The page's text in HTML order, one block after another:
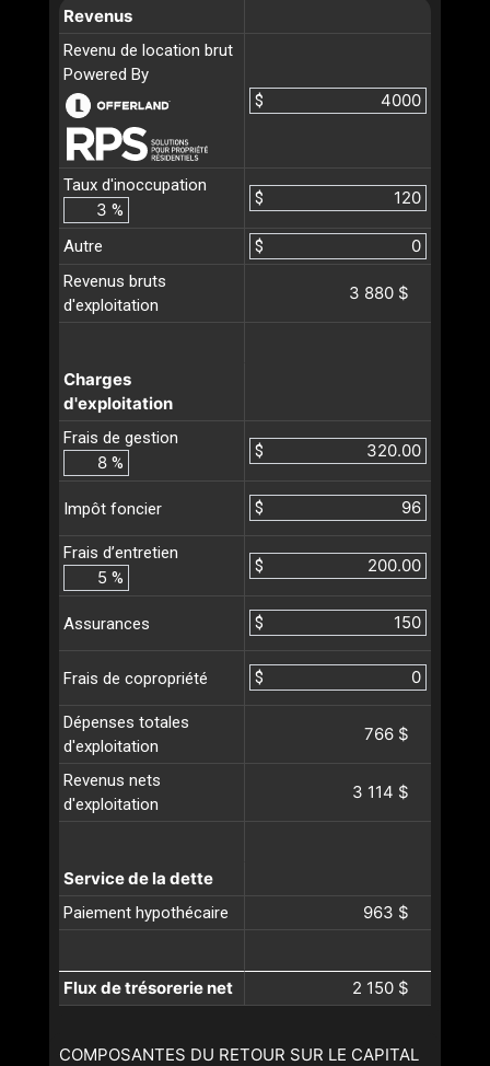
Revenus
Revenu de location brut
Powered By
$
Taux d'inoccupation
%
$
Autre
$
Revenus bruts
d'exploitation
3 880 $
Charges
d'exploitation
Frais de gestion
%
$
Impôt foncier $
Frais d’entretien
%
$
Assurances $
Frais de copropriété $
Dépenses totales
d'exploitation
766 $
Revenus nets
d'exploitation
3 114 $
Service de la dette
Paiement hypothécaire 963 $
Flux de trésorerie net 2 150 $
COMPOSANTES DU RETOUR SUR LE CAPITAL